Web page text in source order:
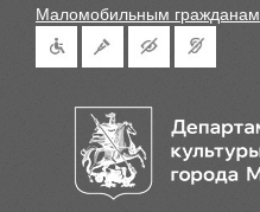
Маломобильным гражданам